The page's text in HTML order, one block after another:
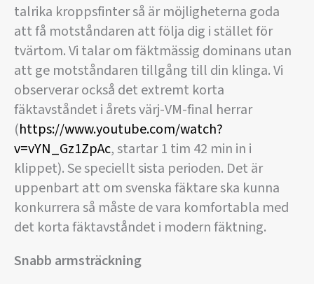
talrika kroppsfinter så är möjligheterna goda
att få motståndaren att följa dig i stället för
tvärtom. Vi talar om fäktmässig dominans utan
att ge motståndaren tillgång till din klinga. Vi
observerar också det extremt korta
fäktavståndet i årets värj-VM-final herrar
(https://www.youtube.com/watch?
v=vYN_Gz1ZpAc, startar 1 tim 42 min in i
klippet). Se speciellt sista perioden. Det är
uppenbart att om svenska fäktare ska kunna
konkurrera så måste de vara komfortabla med
det korta fäktavståndet i modern fäktning.
Snabb armsträckning